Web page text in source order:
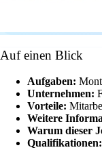
Auf einen Blick
Aufgaben:
Unternehmen:
Vorteile:
Weitere
Warum dieser
Qualifikationen: